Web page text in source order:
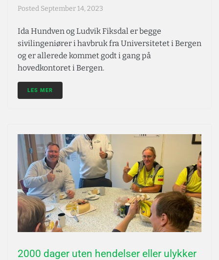
Posted September 14, 2023
Ida Hundven og Ludvik Fiksdal er begge
sivilingeniører i havbruk fra Universitetet i Bergen
og er allerede kommet godt i gang på
hovedkontoret i Bergen.
LES MER
2000 dager uten hendelser eller ulykker